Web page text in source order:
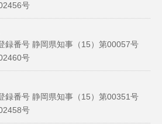
号
番号 静岡県知事（15）第00057号
号
番号 静岡県知事（15）第00351号
号